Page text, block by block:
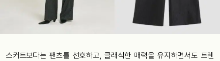
스커트보다는 팬츠를 선호하고, 클래식한 매력을 유지하면서도 트렌